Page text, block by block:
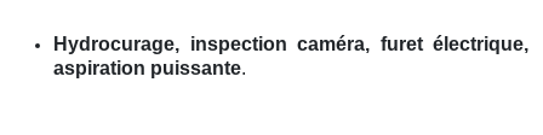
Hydrocurage, inspection caméra, furet électrique,
aspiration puissante.